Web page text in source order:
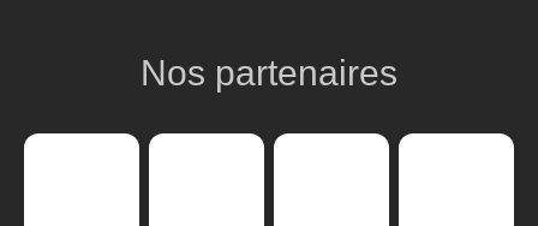
Nos partenaires